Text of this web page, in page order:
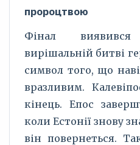
пророцтвою
Фінал
вирішальній битві
символ того, що
вразливим.
кінець. Епос
коли Естонії знову
він повернеться.